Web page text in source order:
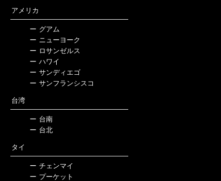
アメリカ
ー グアム
ー ニューヨーク
ー ロサンゼルス
ー ハワイ
ー サンディエゴ
ー サンフランシスコ
台湾
ー 台南
ー 台北
タイ
ー チェンマイ
ー プーケット